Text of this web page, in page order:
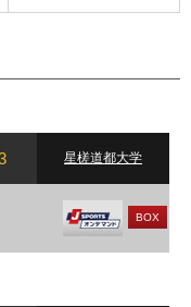
星槎道都大学
BOX